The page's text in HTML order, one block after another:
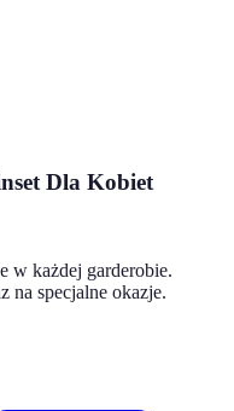
Dla Kobiet
w każdej garderobie.
na specjalne okazje.